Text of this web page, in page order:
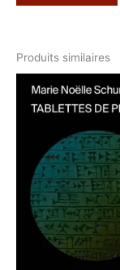
Produits similaires